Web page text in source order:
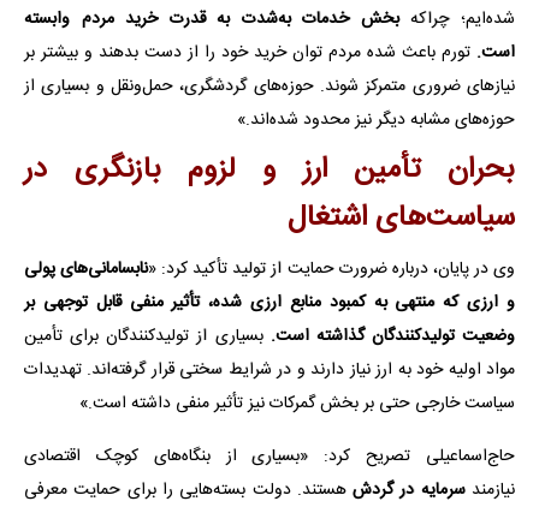
شده‌ایم؛ چراکهبخش خدمات به‌شدت به قدرت خرید مردم وابسته
است. تورم باعث شده مردم توان خرید خود را از دست بدهند و بیشتر بر
نیازهای ضروری متمرکز شوند. حوزه‌های گردشگری، حمل‌ونقل و بسیاری از
حوزه‌های مشابه دیگر نیز محدود شده‌اند.»
بحران تأمین ارز و لزوم بازنگری در
سیاست‌های اشتغال
وی در پایان، درباره ضرورت حمایت از تولید تأکید کرد: «نابسامانی‌های پولی
و ارزی که منتهی به کمبود منابع ارزی شده، تأثیر منفی قابل توجهی بر
وضعیت تولیدکنندگان گذاشته است. بسیاری از تولیدکنندگان برای تأمین
مواد اولیه خود به ارز نیاز دارند و در شرایط سختی قرار گرفته‌اند. تهدیدات
سیاست خارجی حتی بر بخش گمرکات نیز تأثیر منفی داشته است.»
حاج‌اسماعیلی تصریح کرد: «بسیاری از بنگاه‌های کوچک اقتصادی
نیازمندسرمایه در گردشهستند. دولت بسته‌هایی را برای حمایت معرفی